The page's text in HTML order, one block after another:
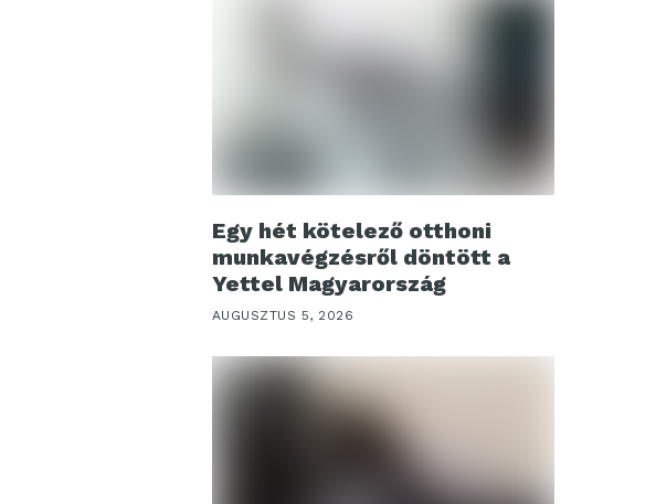
Egy hét kötelező otthoni
munkavégzésről döntött a
Yettel Magyarország
AUGUSZTUS 5, 2026